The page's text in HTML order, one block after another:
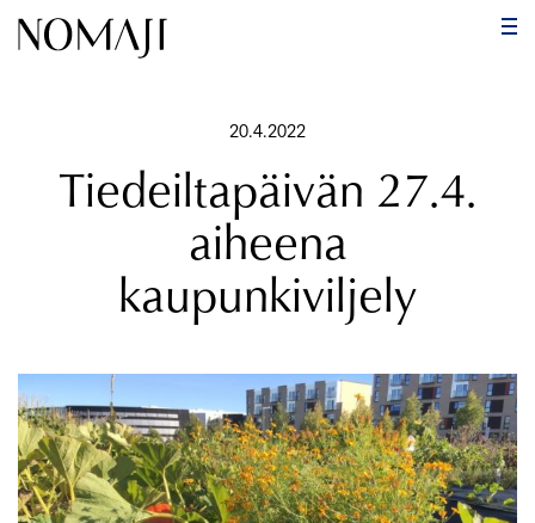
20.4.2022
Tiedeiltapäivän 27.4.
aiheena
kaupunkiviljely